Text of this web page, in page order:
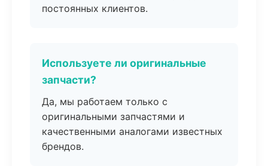
постоянных клиентов.
Используете ли оригинальные
запчасти?
Да, мы работаем только с
оригинальными запчастями и
качественными аналогами известных
брендов.